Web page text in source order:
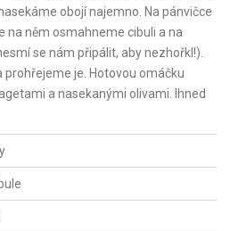
obojí najemno. Na pánvičce
na něm osmahneme cibuli a na
se nám připálit, aby nezhořkl!).
prohřejeme je. Hotovou omáčku
a nasekanými olivami. Ihned